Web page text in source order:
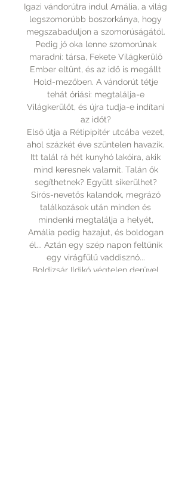
Igazi vándorútra indul Amália, a világ
legszomorúbb boszorkánya, hogy
megszabaduljon a szomorúságától.
Pedig jó oka lenne szomorúnak
maradni: társa, Fekete Világkerülő
Ember eltűnt, és az idő is megállt
Hold-mezőben. A vándorút tétje
tehát óriási: megtalálja-e
Világkerülőt, és újra tudja-e indítani
az időt?
Első útja a Rétipipitér utcába vezet,
ahol százkét éve szüntelen havazik.
Itt talál rá hét kunyhó lakóira, akik
mind keresnek valamit. Talán ők
segíthetnek? Együtt sikerülhet?
Sírós-nevetős kalandok, megrázó
találkozások után minden és
mindenki megtalálja a helyét,
Amália pedig hazajut, és boldogan
él... Aztán egy szép napon feltűnik
egy virágfülű vaddisznó...
Boldizsár Ildikó végtelen derűvel